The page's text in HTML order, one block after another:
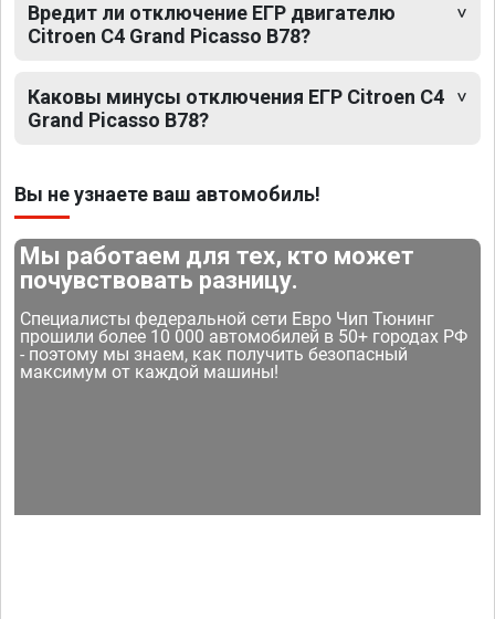
Вредит ли отключение ЕГР двигателю
Citroen C4 Grand Picasso B78?
Каковы минусы отключения ЕГР Citroen C4
Grand Picasso B78?
Вы не узнаете ваш автомобиль!
Мы работаем для тех, кто может
почувствовать разницу.
Специалисты федеральной сети Евро Чип Тюнинг
прошили более 10 000 автомобилей в 50+ городах РФ
- поэтому мы знаем, как получить безопасный
максимум от каждой машины!